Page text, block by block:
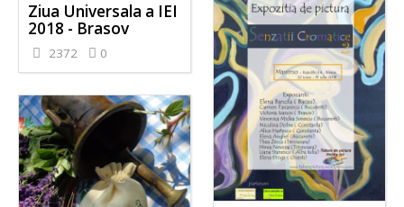
Ziua Universala a IEI
2018 - Brasov
2372 0